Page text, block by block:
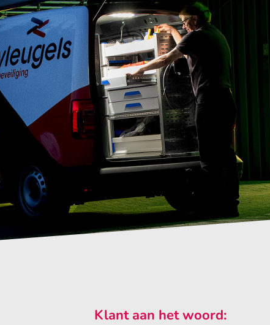
Klant aan het woord: